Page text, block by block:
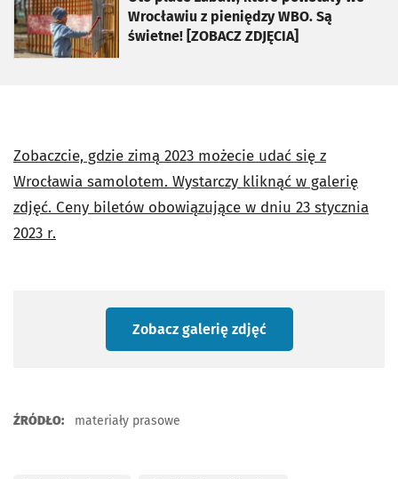
Wrocławiu z pieniędzy WBO. Są
świetne! [ZOBACZ ZDJĘCIA]
Zobaczcie, gdzie zimą 2023 możecie udać się z
Wrocławia samolotem. Wystarczy kliknąć w galerię
zdjęć. Ceny biletów obowiązujące w dniu 23 stycznia
2023 r.
Zobacz galerię zdjęć
ŹRÓDŁO: materiały prasowe